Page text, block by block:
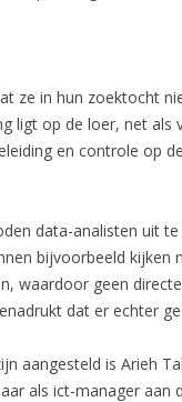
ze in hun zoektocht
ligt op de loer, net
en controle op
data-analisten uit
bijvoorbeeld
waardoor geen
dat er echter
aangesteld is Arieh
als ict-manager aan